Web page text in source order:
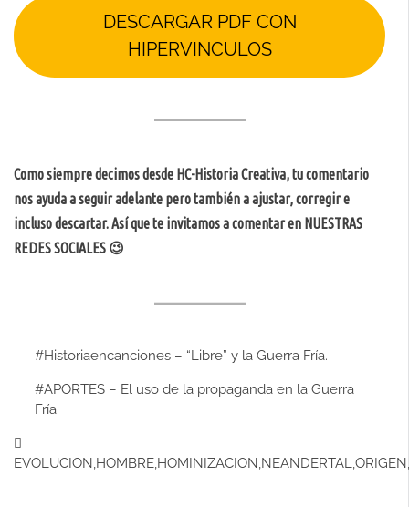
DESCARGAR PDF CON
HIPERVINCULOS
Como siempre decimos desde HC-Historia Creativa, tu comentario
nos ayuda a seguir adelante pero también a ajustar, corregir e
incluso descartar. Así que te invitamos a comentar en NUESTRAS
REDES SOCIALES 😉
#Historiaencanciones – “Libre” y la Guerra Fría.
#APORTES – El uso de la propaganda en la Guerra
Fría.
EVOLUCION HOMBRE HOMINIZACION NEANDERTAL ORIGEN